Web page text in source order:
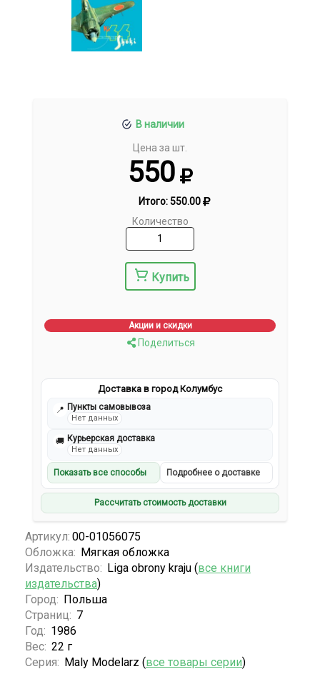
В наличии
Цена за шт.
550
Итого:550.00
Количество
Купить
Акции и скидки
Поделиться
Доставка в город Колумбус
📍 Пункты самовывоза
Нет данных
🚚 Курьерская доставка
Нет данных
Показать все способы Подробнее о доставке
Рассчитать стоимость доставки
Артикул: 00-01056075
Обложка: Мягкая обложка
Издательство: Liga obrony kraju (все книги
издательства)
Город: Польша
Страниц: 7
Год: 1986
Вес: 22 г
Серия: Maly Modelarz (все товары серии)